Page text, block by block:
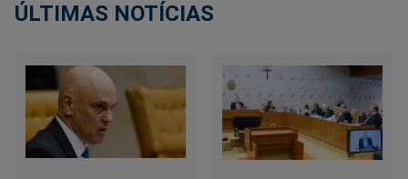
ÚLTIMAS NOTÍCIAS